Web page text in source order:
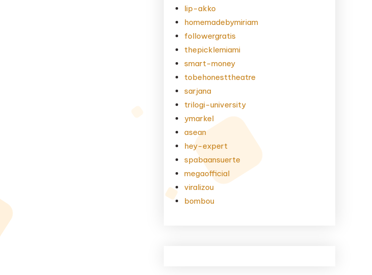
lip-akko
homemadebymiriam
followergratis
thepicklemiami
smart-money
tobehonesttheatre
sarjana
trilogi-university
ymarkel
asean
hey-expert
spabaansuerte
megaofficial
viralizou
bombou